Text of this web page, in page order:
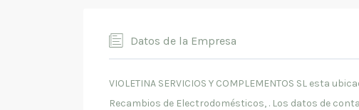
Datos de la Empresa
VIOLETINA SERVICIOS Y COMPLEMENTOS SL esta
Recambios de Electrodomésticos, . Los datos de